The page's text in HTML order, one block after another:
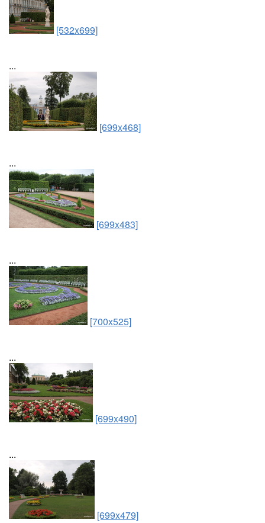
[532x699]
...
[699x468]
...
[699x483]
...
[700x525]
...
[699x490]
...
[699x479]